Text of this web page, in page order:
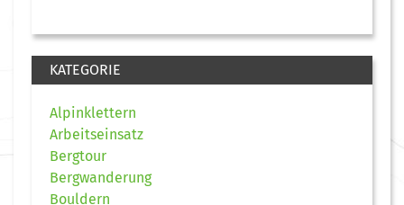
KATEGORIE
Alpinklettern
Arbeitseinsatz
Bergtour
Bergwanderung
Bouldern